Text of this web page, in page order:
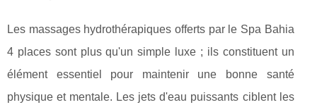
Les massages hydrothérapiques offerts par le Spa Bahia
4 places sont plus qu'un simple luxe ; ils constituent un
élément essentiel pour maintenir une bonne santé
physique et mentale. Les jets d'eau puissants ciblent les